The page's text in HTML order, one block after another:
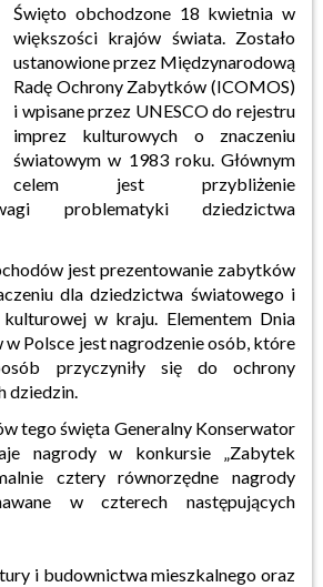
Święto obchodzone 18 kwietnia w
większości krajów świata. Zostało
ustanowione przez Międzynarodową
Radę Ochrony Zabytków (ICOMOS)
i wpisane przez UNESCO do rejestru
imprez kulturowych o znaczeniu
światowym w 1983 roku. Głównym
celem jest przybliżenie
problematyki dziedzictwa
jest prezentowanie zabytków
dla dziedzictwa światowego i
w kraju. Elementem Dnia
Polsce jest nagrodzenie osób, które
przyczyniły się do ochrony
dziedzin.
tego święta Generalny Konserwator
nagrody w konkursie „Zabytek
cztery równorzędne nagrody
w czterech następujących
i budownictwa mieszkalnego oraz